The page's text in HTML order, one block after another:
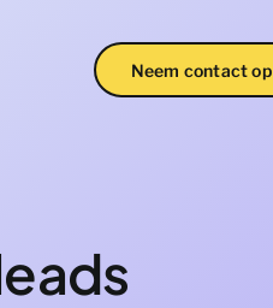
Neem contact op